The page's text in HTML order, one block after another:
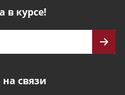
в курсе!
связи